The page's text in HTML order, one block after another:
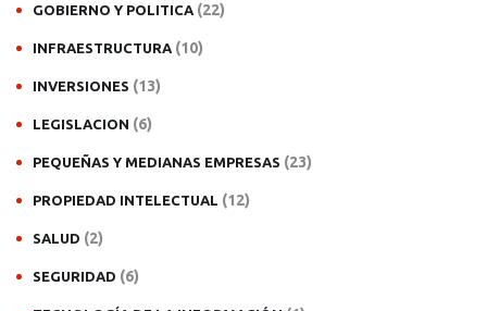
GOBIERNO Y POLITICA (22)
INFRAESTRUCTURA (10)
INVERSIONES (13)
LEGISLACION (6)
PEQUEÑAS Y MEDIANAS EMPRESAS (23)
PROPIEDAD INTELECTUAL (12)
SALUD (2)
SEGURIDAD (6)